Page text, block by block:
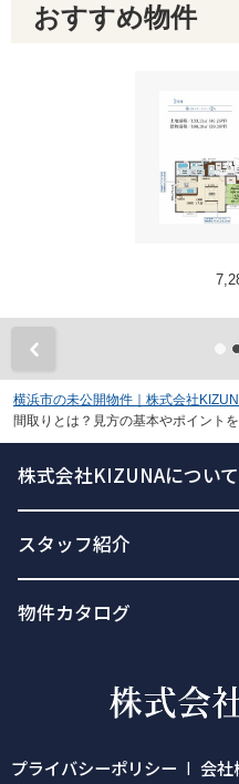
おすすめ物件
横浜市の未公開物件｜株式会社
間取りとは？見方の基本やポイント
株式会社KIZUNAについて
スタッフ紹介
物件カタログ
プライバシーポリシー 会社